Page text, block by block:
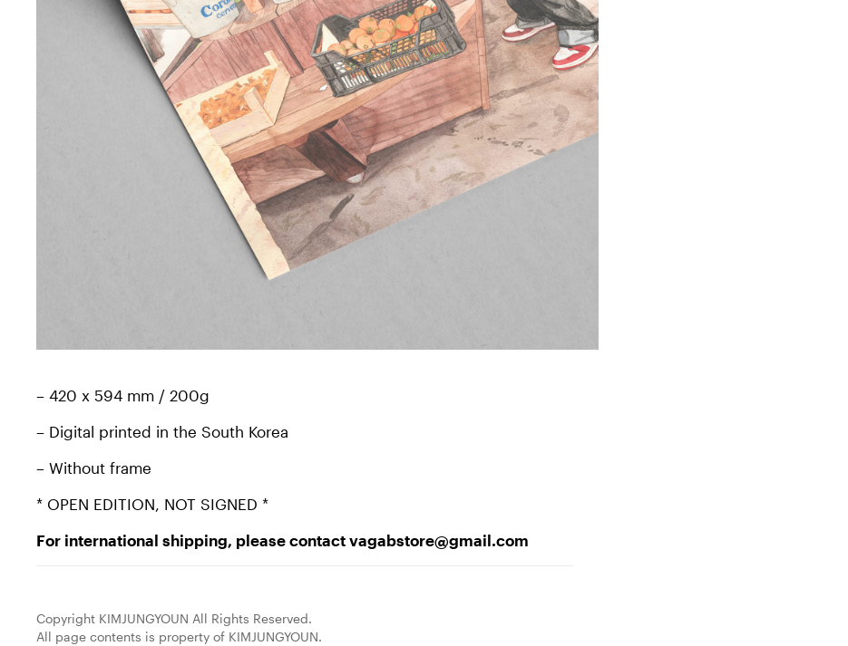
– 420 x 594 mm / 200g
– Digital printed in the South Korea
– Without frame
* OPEN EDITION, NOT SIGNED *
For international shipping, please contact vagabstore@gmail.com
Copyright KIMJUNGYOUN All Rights Reserved.
All page contents is property of KIMJUNGYOUN.